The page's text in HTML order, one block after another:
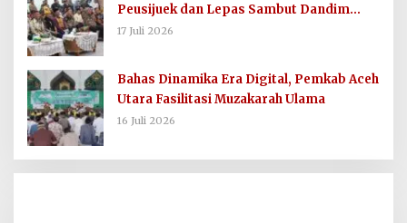
Peusijuek dan Lepas Sambut Dandim
0103/AUT
17 Juli 2026
Bahas Dinamika Era Digital, Pemkab Aceh
Utara Fasilitasi Muzakarah Ulama
16 Juli 2026